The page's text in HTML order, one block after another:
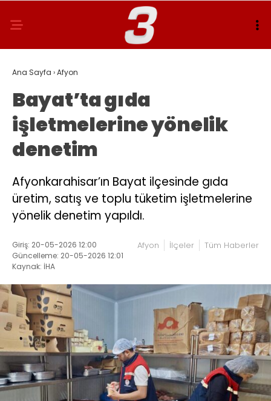
Ana Sayfa ›Afyon
Bayat’ta gıda
işletmelerine yönelik
denetim
Afyonkarahisar’ın Bayat ilçesinde gıda
üretim, satış ve toplu tüketim işletmelerine
yönelik denetim yapıldı.
Giriş: 20-05-2026 12:00
Güncelleme: 20-05-2026 12:01
Kaynak: İHA
Afyon İlçeler Tüm Haberler